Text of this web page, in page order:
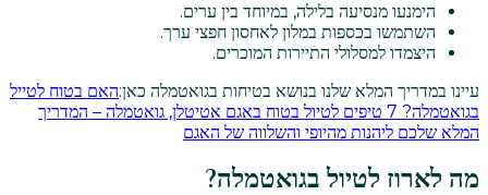
הימנעו מנסיעה בלילה, במיוחד בין ערים.
השתמשו בכספות במלון לאחסון חפצי ערך.
היצמדו למסלולי התיירות המוכרים.
עיינו במדריך המלא שלנו בנושא בטיחות בגואטמלה כאן:האם בטוח לטייל
בגואטמלה? 7 טיפים לטיול בטוח באגם אטיטלן, גואטמלה – המדריך
המלא שלכם ליהנות מהיופי והשלווה של האגם
מה לארוז לטיול בגואטמלה?